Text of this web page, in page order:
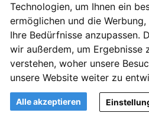
Technologien, um Ihnen ein
ermöglichen und die
Ihre Bedürfnisse anzupassen.
wir außerdem, um Ergebnisse
verstehen, woher unsere
unsere Website weiter zu
Alle akzeptieren
Alu-Bilderrahmen
(2 mm)
Artikelnummer: FDM-H250-003-
Format:
40x40 cm
Farbe: